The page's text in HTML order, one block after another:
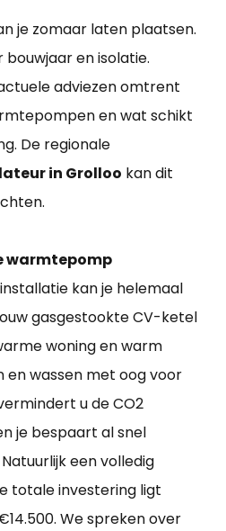
je zomaar laten plaatsen.
en isolatie.
adviezen omtrent
en wat schikt
De regionale
in Grolloo kan dit
warmtepomp
kan je helemaal
gasgestookte CV-ketel
woning en warm
wassen met oog voor
u de CO2
je bespaart al snel
een volledig
totale investering ligt
We spreken over